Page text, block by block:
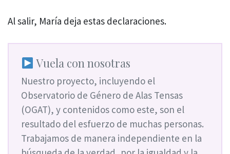
Al salir, María deja estas declaraciones.
Vuela con nosotras
Nuestro proyecto, incluyendo el
Observatorio de Género de Alas Tensas
(OGAT), y contenidos como este, son el
resultado del esfuerzo de muchas personas.
Trabajamos de manera independiente en la